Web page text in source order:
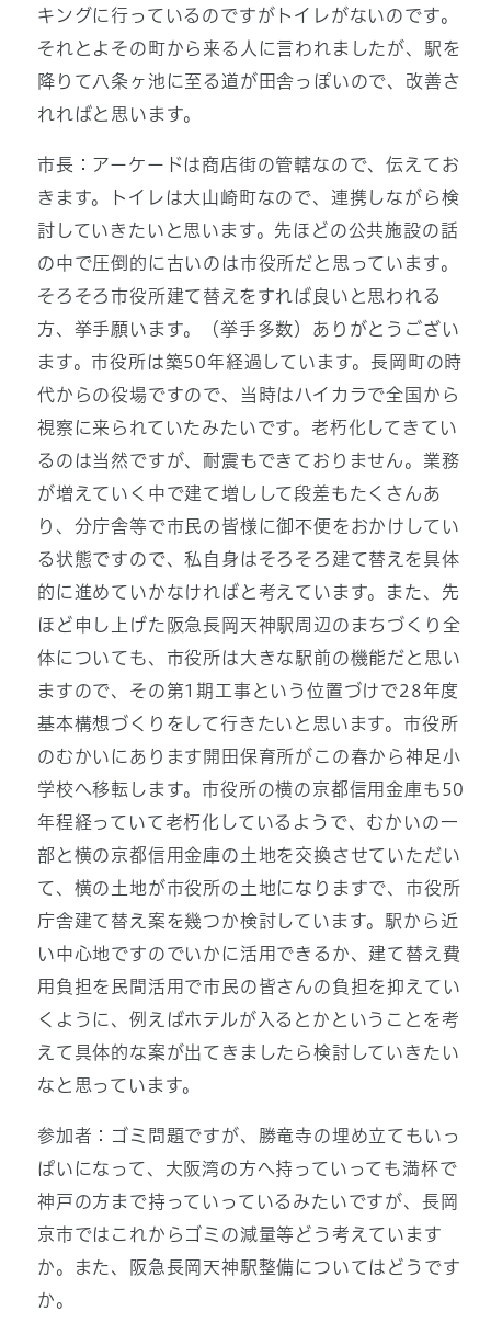
キングに行っているのですがトイレがないのです。
それとよその町から来る人に言われましたが、駅を
降りて八条ヶ池に至る道が田舎っぽいので、改善さ
れればと思います。
市長：アーケードは商店街の管轄なので、伝えてお
きます。トイレは大山崎町なので、連携しながら検
討していきたいと思います。先ほどの公共施設の話
の中で圧倒的に古いのは市役所だと思っています。
そろそろ市役所建て替えをすれば良いと思われる
方、挙手願います。（挙手多数）ありがとうござい
ます。市役所は築50年経過しています。長岡町の時
代からの役場ですので、当時はハイカラで全国から
視察に来られていたみたいです。老朽化してきてい
るのは当然ですが、耐震もできておりません。業務
が増えていく中で建て増しして段差もたくさんあ
り、分庁舎等で市民の皆様に御不便をおかけしてい
る状態ですので、私自身はそろそろ建て替えを具体
的に進めていかなければと考えています。また、先
ほど申し上げた阪急長岡天神駅周辺のまちづくり全
体についても、市役所は大きな駅前の機能だと思い
ますので、その第1期工事という位置づけで28年度
基本構想づくりをして行きたいと思います。市役所
のむかいにあります開田保育所がこの春から神足小
学校へ移転します。市役所の横の京都信用金庫も50
年程経っていて老朽化しているようで、むかいの一
部と横の京都信用金庫の土地を交換させていただい
て、横の土地が市役所の土地になりますで、市役所
庁舎建て替え案を幾つか検討しています。駅から近
い中心地ですのでいかに活用できるか、建て替え費
用負担を民間活用で市民の皆さんの負担を抑えてい
くように、例えばホテルが入るとかということを考
えて具体的な案が出てきましたら検討していきたい
なと思っています。
参加者：ゴミ問題ですが、勝竜寺の埋め立てもいっ
ぱいになって、大阪湾の方へ持っていっても満杯で
神戸の方まで持っていっているみたいですが、長岡
京市ではこれからゴミの減量等どう考えています
か。また、阪急長岡天神駅整備についてはどうです
か。